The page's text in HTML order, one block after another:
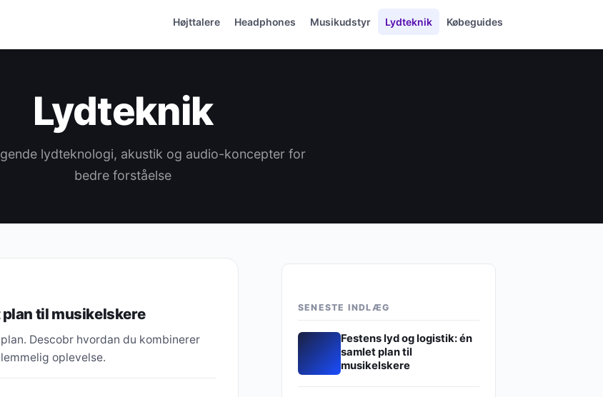
Højttalere Headphones Musikudstyr Lydteknik Købeguides
Lydteknik
lydteknologi, akustik og audio-koncepter for
bedre forståelse
til musikelskere
Descobr hvordan du kombinerer
oplevelse.
SENESTE INDLÆG
Festens lyd og logistik: én
samlet plan til
musikelskere